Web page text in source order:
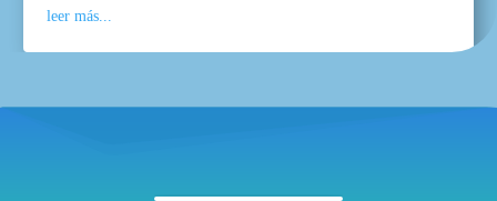
leer más...